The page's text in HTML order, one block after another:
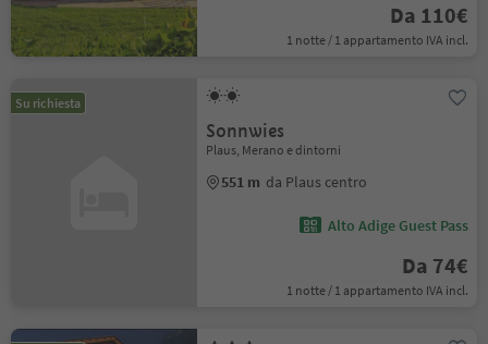
Da 110€
1 notte / 1 appartamento IVA incl.
Su richiesta
Sonnwies
Plaus, Merano e dintorni
551 m da Plaus centro
Alto Adige Guest Pass
Da 74€
1 notte / 1 appartamento IVA incl.